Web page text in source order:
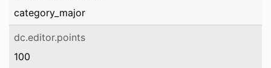
category_major
dc.editor.points
100